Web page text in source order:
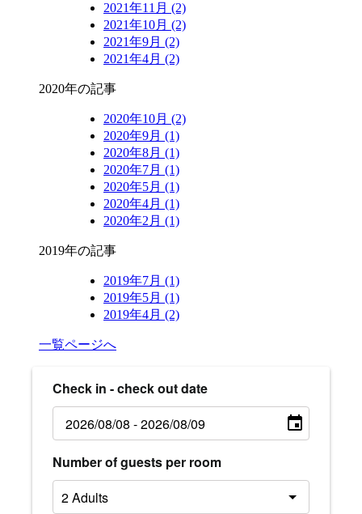
2021年11月 (2)
2021年10月 (2)
2021年9月 (2)
2021年4月 (2)
2020年の記事
2020年10月 (2)
2020年9月 (1)
2020年8月 (1)
2020年7月 (1)
2020年5月 (1)
2020年4月 (1)
2020年2月 (1)
2019年の記事
2019年7月 (1)
2019年5月 (1)
2019年4月 (2)
一覧ページへ
Check in - check out date
Number of guests per room